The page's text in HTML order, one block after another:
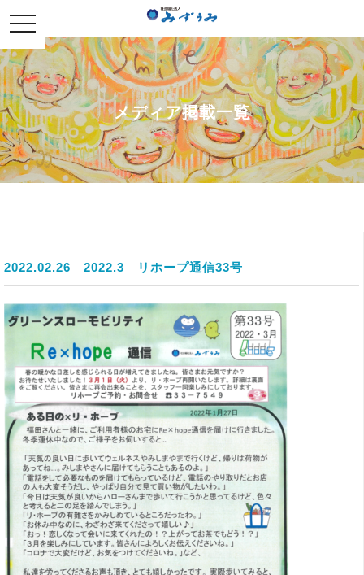
toggle
navigation
メディア掲載一覧
2022.02.26 2022.3 リホープ通信33号